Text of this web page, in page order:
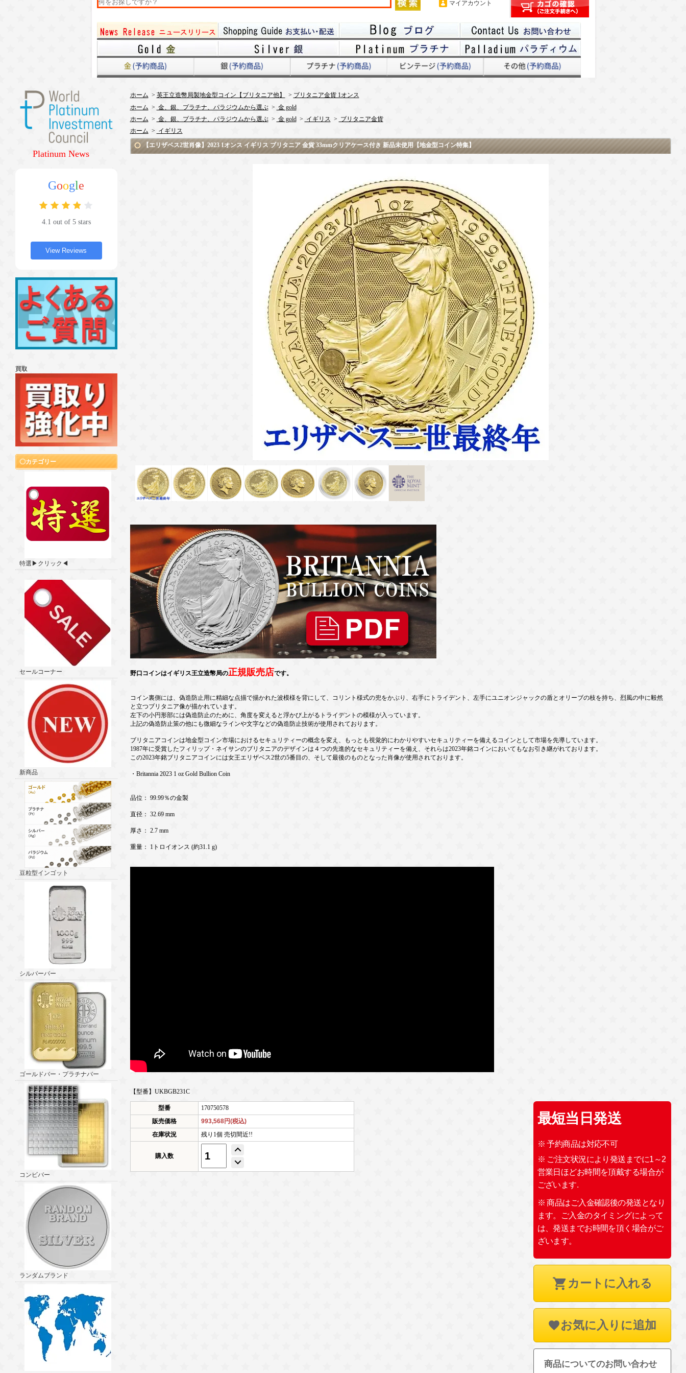
マイアカウント
Platinum News
Google
4.1 out of 5 stars
View Reviews
買取
カテゴリー
特選▶クリック◀
セールコーナー
新商品
豆粒型インゴット
シルバーバー
ゴールドバー・プラチナバー
コンビバー
ランダムブランド
ホーム > 英王立造幣局製地金型コイン【ブリタニア他】 > ブリタニア金貨 1オンス
ホーム > 金、銀、プラチナ、パラジウムから選ぶ> 金 gold
ホーム > 金、銀、プラチナ、パラジウムから選ぶ> 金 gold> イギリス > ブリタニア金貨
ホーム > イギリス
【エリザベス2世肖像】2023 1オンス イギリス ブリタニア 金貨 33mmクリアケース付き 新品未使用【地金型コイン特集】
野口コインはイギリス王立造幣局の正規販売店です。
コイン裏側には、偽造防止用に精細な点描で描かれた波模様を背にして、コリント様式の兜をかぶり、右手にトライデント、左手にユニオンジャックの盾とオリーブの枝を持ち、烈風の中に毅然
と立つブリタニア像が描かれています。
左下の小円形部には偽造防止のために、角度を変えると浮かび上がるトライデントの模様が入っています。
上記の偽造防止策の他にも微細なラインや文字などの偽造防止技術が使用されております。
ブリタニアコインは地金型コイン市場におけるセキュリティーの概念を変え、もっとも視覚的にわかりやすいセキュリティーを備えるコインとして市場を先導しています。
1987年に受賞したフィリップ・ネイサンのブリタニアのデザインは４つの先進的なセキュリティーを備え、それらは2023年銘コインにおいてもなお引き継がれております。
この2023年銘ブリタニアコインには女王エリザベス2世の5番目の、そして最後のものとなった肖像が使用されております。
・Britannia 2023 1 oz Gold Bullion Coin
品位： 99.99％の金製
直径： 32.69 mm
厚さ： 2.7 mm
重量： 1トロイオンス (約31.1 g)
【型番】UKBGB231C
型番
170750578
販売価格
993,568円(税込)
在庫状況
残り1個 売切間近!!
購入数
最短当日発送
※ 予約商品は対応不可
※ ご注文状況により発送までに1～2
営業日ほどお時間を頂戴する場合が
ございます.
※ 商品はご入金確認後の発送となり
ます。ご入金のタイミングによって
は、発送までお時間を頂く場合がご
ざいます。
カートに入れる
お気に入りに追加
商品についてのお問い合わせ